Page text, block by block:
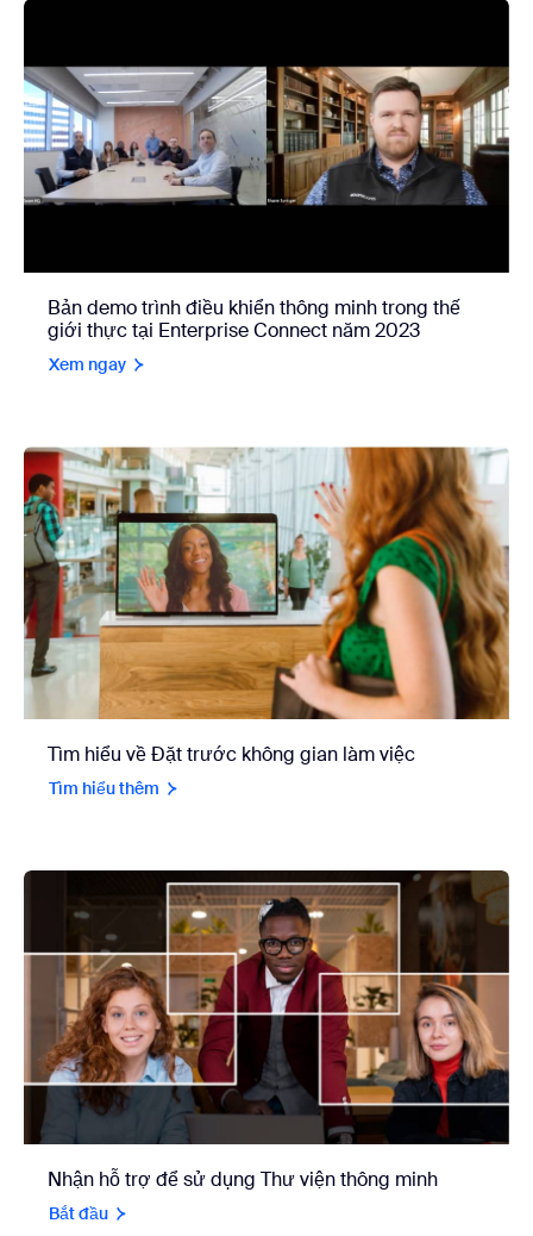
Bản demo trình điều khiển thông minh trong thế
giới thực tại Enterprise Connect năm 2023
Xem ngay
Tìm hiểu về Đặt trước không gian làm việc
Tìm hiểu thêm
Nhận hỗ trợ để sử dụng Thư viện thông minh
Bắt đầu